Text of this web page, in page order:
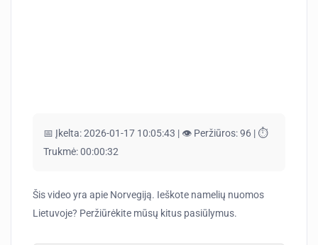
📅 Įkelta:2026-01-17 10:05:43 | 👁️ Peržiūros:96 | ⏱️
Trukmė:00:00:32
Šis video yra apie Norvegiją. Ieškote namelių nuomos
Lietuvoje? Peržiūrėkite mūsų kitus pasiūlymus.